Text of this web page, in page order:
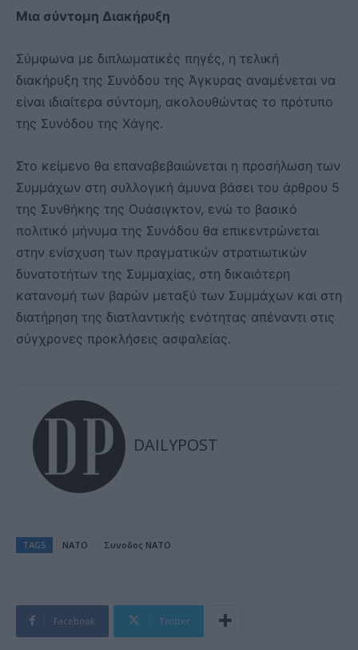
Μια σύντομη Διακήρυξη
Σύμφωνα με διπλωματικές πηγές, η τελική
διακήρυξη της Συνόδου της Άγκυρας αναμένεται να
είναι ιδιαίτερα σύντομη, ακολουθώντας το πρότυπο
της Συνόδου της Χάγης.
Στο κείμενο θα επαναβεβαιώνεται η προσήλωση των
Συμμάχων στη συλλογική άμυνα βάσει του άρθρου 5
της Συνθήκης της Ουάσιγκτον, ενώ το βασικό
πολιτικό μήνυμα της Συνόδου θα επικεντρώνεται
στην ενίσχυση των πραγματικών στρατιωτικών
δυνατοτήτων της Συμμαχίας, στη δικαιότερη
κατανομή των βαρών μεταξύ των Συμμάχων και στη
διατήρηση της διατλαντικής ενότητας απέναντι στις
σύγχρονες προκλήσεις ασφαλείας.
DAILYPOST
TAGS ΝΑΤΟ Συνοδος ΝΑΤΟ
Facebook Twitter